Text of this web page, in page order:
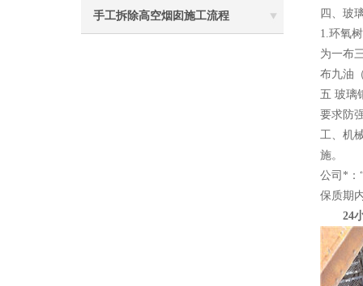
手工拆除高空烟囱施工流程
四、玻
1.环氧
为一布
布九油
五 玻璃
要求防
工、机
施。
公司*：
保质期
24小